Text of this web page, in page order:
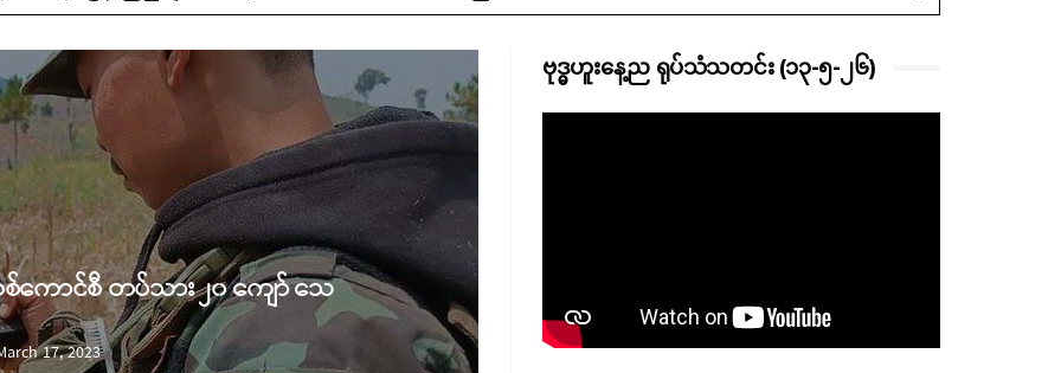
ောင်စီ တပ်သား ၂၀ ကျော် သေ
17, 2023
ဗုဒ္ဓဟူးနေ့ည ရုပ်သံသတင်း (၁၃-၅-၂၆)